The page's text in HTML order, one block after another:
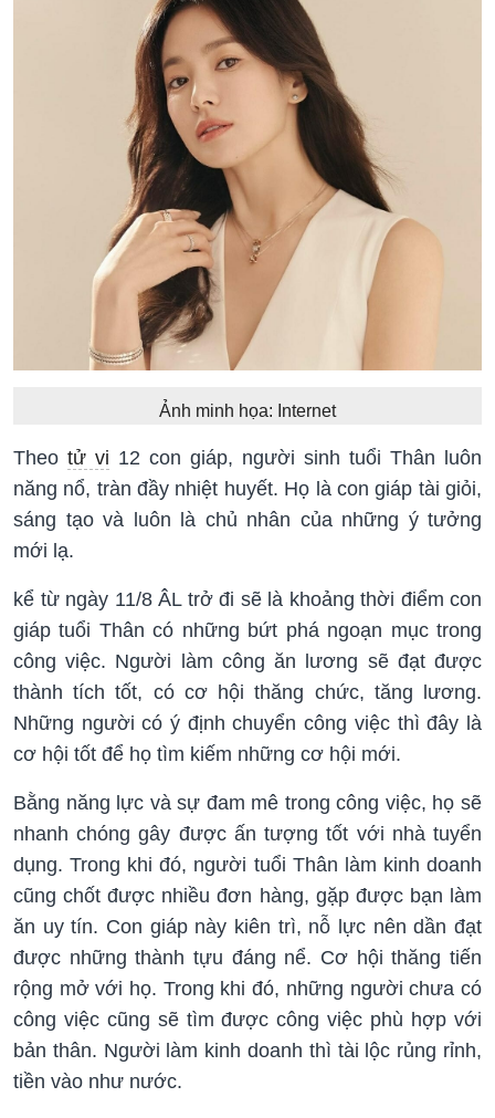
Ảnh minh họa: Internet
Theo tử vi 12 con giáp, người sinh tuổi Thân luôn
năng nổ, tràn đầy nhiệt huyết. Họ là con giáp tài giỏi,
sáng tạo và luôn là chủ nhân của những ý tưởng
mới lạ.
kể từ ngày 11/8 ÂL trở đi sẽ là khoảng thời điểm con
giáp tuổi Thân có những bứt phá ngoạn mục trong
công việc. Người làm công ăn lương sẽ đạt được
thành tích tốt, có cơ hội thăng chức, tăng lương.
Những người có ý định chuyển công việc thì đây là
cơ hội tốt để họ tìm kiếm những cơ hội mới.
Bằng năng lực và sự đam mê trong công việc, họ sẽ
nhanh chóng gây được ấn tượng tốt với nhà tuyển
dụng. Trong khi đó, người tuổi Thân làm kinh doanh
cũng chốt được nhiều đơn hàng, gặp được bạn làm
ăn uy tín. Con giáp này kiên trì, nỗ lực nên dần đạt
được những thành tựu đáng nể. Cơ hội thăng tiến
rộng mở với họ. Trong khi đó, những người chưa có
công việc cũng sẽ tìm được công việc phù hợp với
bản thân. Người làm kinh doanh thì tài lộc rủng rỉnh,
tiền vào như nước.